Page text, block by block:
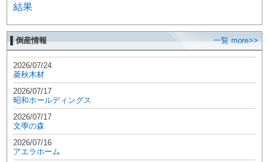
結果
▌倒産情報 一覧 more>>
2026/07/24
菱秋木材
2026/07/17
昭和ホールディングス
2026/07/17
文學の森
2026/07/16
アエラホーム